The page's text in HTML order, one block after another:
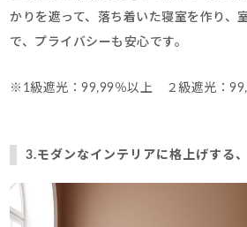
かりを遮って、落ち着いた寝室を作り、
で、プライバシーも安心です。
※1級遮光：99,99％以上 ２級遮光：
3.モダンなインテリアに格上げする